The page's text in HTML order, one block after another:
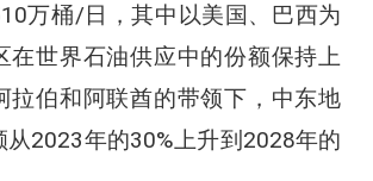
万桶/日，其中以美国、巴西为
在世界石油供应中的份额保持上
拉伯和阿联酋的带领下，中东地
从2023年的30%上升到2028年的